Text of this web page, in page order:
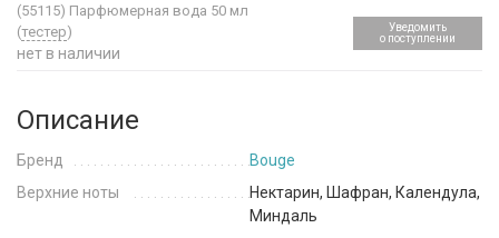
(55115) Парфюмерная вода 50 мл
(тестер)
нет в наличии
Уведомить
о поступлении
Описание
Бренд
Bouge
Верхние ноты
Нектарин, Шафран, Календула,
Миндаль